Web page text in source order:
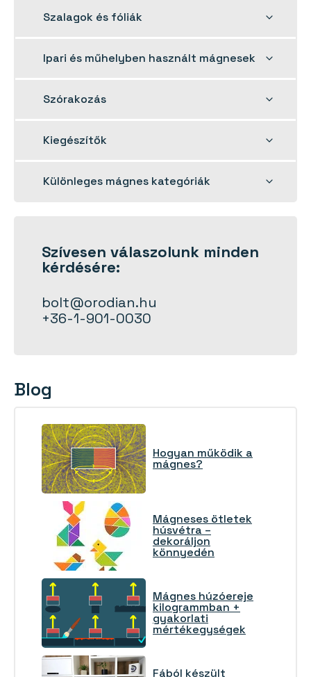
Szalagok és fóliák
Toggle
Ipari és műhelyben használt mágnesek
Toggle
Szórakozás
Toggle
Kiegészítők
Toggle
Különleges mágnes kategóriák
Toggle
Szívesen válaszolunk minden
kérdésére:
bolt@orodian.hu
+36-1-901-0030
Blog
Hogyan működik a
mágnes?
Mágneses ötletek
húsvétra –
dekoráljon
könnyedén
Mágnes húzóereje
kilogrammban +
gyakorlati
mértékegységek
Fából készült